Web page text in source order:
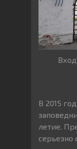
В 2015
летие.
серьезно